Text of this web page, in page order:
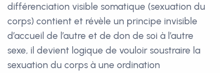
différenciation visible somatique (sexuation du
corps) contient et révèle un principe invisible
d’accueil de l’autre et de don de soi à l’autre
sexe, il devient logique de vouloir soustraire la
sexuation du corps à une ordination